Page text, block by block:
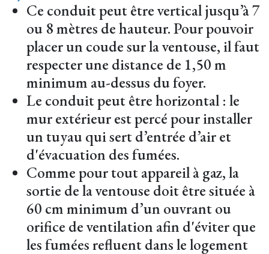
Ce conduit peut être vertical jusqu’à 7
ou 8 mètres de hauteur. Pour pouvoir
placer un coude sur la ventouse, il faut
respecter une distance de 1,50 m
minimum au-dessus du foyer.
Le conduit peut être horizontal : le
mur extérieur est percé pour installer
un tuyau qui sert d’entrée d’air et
d'évacuation des fumées.
Comme pour tout appareil à gaz, la
sortie de la ventouse doit être située à
60 cm minimum d’un ouvrant ou
orifice de ventilation afin d'éviter que
les fumées refluent dans le logement